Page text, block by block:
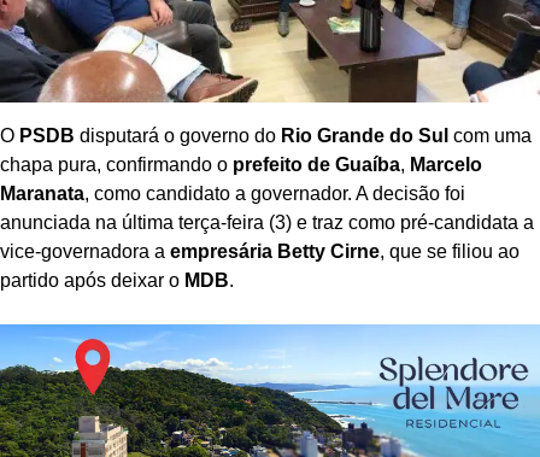
O PSDB disputará o governo do Rio Grande do Sul com uma
chapa pura, confirmando o prefeito de Guaíba, Marcelo
Maranata, como candidato a governador. A decisão foi
anunciada na última terça-feira (3) e traz como pré-candidata a
vice-governadora a empresária Betty Cirne, que se filiou ao
partido após deixar o MDB.